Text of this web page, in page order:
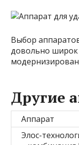
Выбор
довольно широк
Другие
Аппарат
Элос-